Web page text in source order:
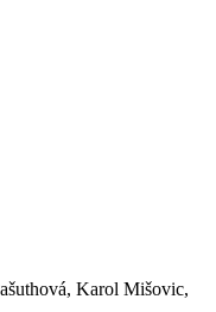
Karol Mišovic,